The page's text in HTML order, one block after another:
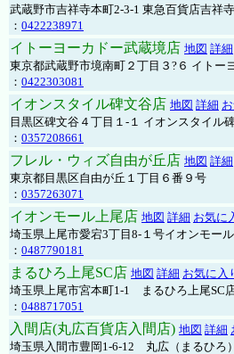
武蔵野市吉祥寺本町2-3-1 東急百貨店吉祥
： 0422238971
イトーヨーカドー武蔵境店 地図 詳細
東京都武蔵野市境南町２丁目３?６ イトー
： 0422303081
イオンスタイル碑文谷店 地図 詳細
目黒区碑文谷４丁目１-１ イオンスタイル
： 0357208661
フレル・ウィズ自由が丘店 地図 詳細
東京都目黒区自由が丘１丁目６番９号
： 0357263071
イオンモール上尾店 地図 詳細 お気に
埼玉県上尾市愛宕3丁目8-１号イオンモー
： 0487790181
まるひろ上尾SC店 地図 詳細 お気に入
埼玉県上尾市宮本町1-1 まるひろ上尾SC
： 0488717051
入間店(丸広百貨店入間店) 地図 詳細
埼玉県入間市豊岡1-6-12 丸広（まるひろ